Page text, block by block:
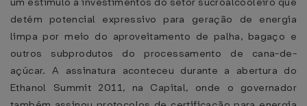
detém potencial expressivo para geração de energia
limpa por meio do aproveitamento de palha, bagaço e
outros subprodutos do processamento de cana-de-
açúcar. A assinatura aconteceu durante a abertura do
Ethanol Summit 2011, na Capital, onde o governador